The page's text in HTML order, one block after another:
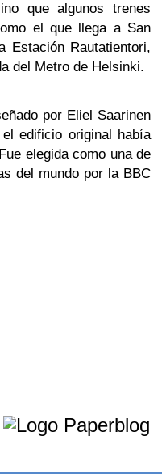
que algunos trenes
el que llega a San
Estación Rautatientori,
del Metro de Helsinki.
por Eliel Saarinen
edificio original había
elegida como una de
del mundo por la BBC